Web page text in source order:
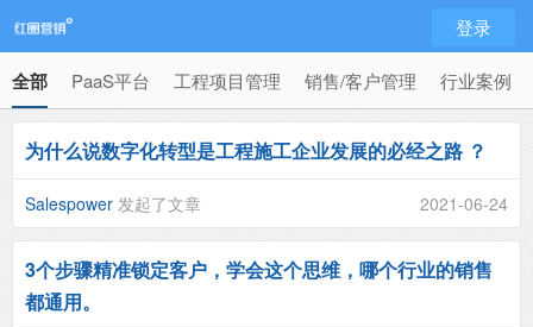
登录
全部 PaaS平台 工程项目管理 销售/客户管理 行业案例
为什么说数字化转型是工程施工企业发展的必经之路 ？
Salespower 发起了文章 2021-06-24
3个步骤精准锁定客户，学会这个思维，哪个行业的销售
都通用。